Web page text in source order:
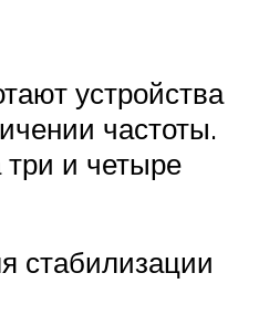
устройства
частоты.
и четыре
стабилизации